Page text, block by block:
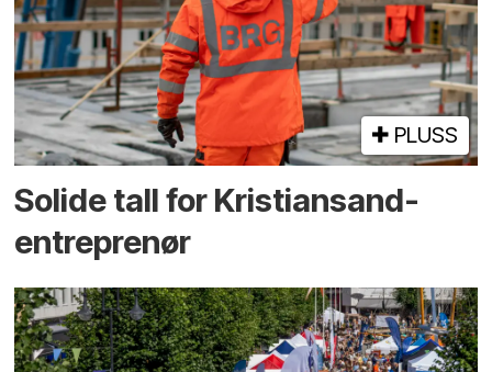
PLUSS
Solide tall for Kristiansand-
entreprenør